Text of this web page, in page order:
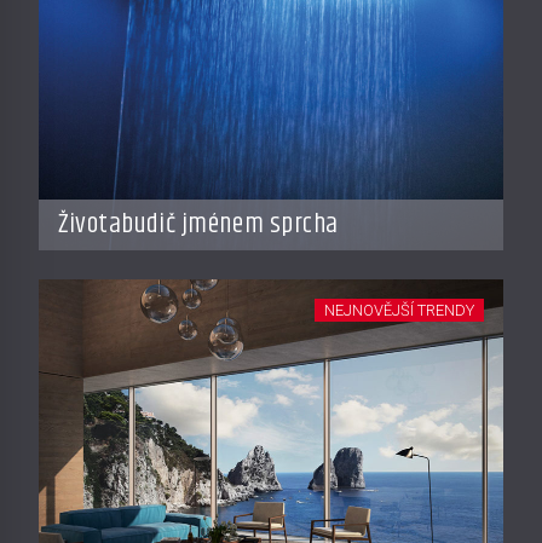
Životabudič jménem sprcha
NEJNOVĚJŠÍ TRENDY